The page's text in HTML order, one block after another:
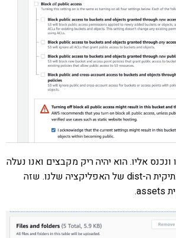
אליו. הוא יהיה ריק מקבצים ואנו נעלה
אליו את כל מה שיש בתיקית ה-dist של האפליקציה שלנו. שזה